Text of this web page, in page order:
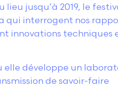
jusqu’à 2019, le
qui interrogent nos
innovations techniques
elle développe un
de savoir-faire